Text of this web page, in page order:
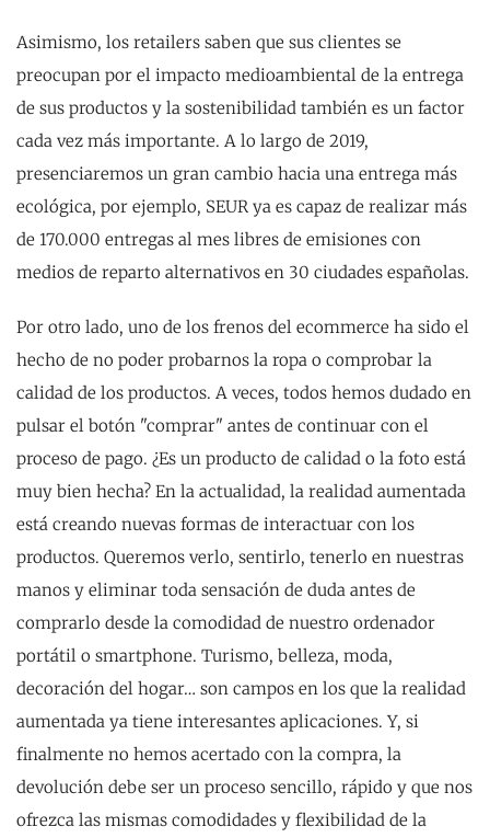
Asimismo, los retailers saben que sus clientes se
preocupan por el impacto medioambiental de la entrega
de sus productos y la sostenibilidad también es un factor
cada vez más importante. A lo largo de 2019,
presenciaremos un gran cambio hacia una entrega más
ecológica, por ejemplo, SEUR ya es capaz de realizar más
de 170.000 entregas al mes libres de emisiones con
medios de reparto alternativos en 30 ciudades españolas.
Por otro lado, uno de los frenos del ecommerce ha sido el
hecho de no poder probarnos la ropa o comprobar la
calidad de los productos. A veces, todos hemos dudado en
pulsar el botón "comprar" antes de continuar con el
proceso de pago. ¿Es un producto de calidad o la foto está
muy bien hecha? En la actualidad, la realidad aumentada
está creando nuevas formas de interactuar con los
productos. Queremos verlo, sentirlo, tenerlo en nuestras
manos y eliminar toda sensación de duda antes de
comprarlo desde la comodidad de nuestro ordenador
portátil o smartphone. Turismo, belleza, moda,
decoración del hogar… son campos en los que la realidad
aumentada ya tiene interesantes aplicaciones. Y, si
finalmente no hemos acertado con la compra, la
devolución debe ser un proceso sencillo, rápido y que nos
ofrezca las mismas comodidades y flexibilidad de la